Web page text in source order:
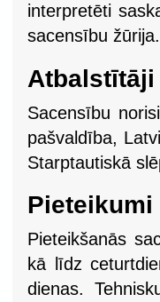
interpretēti
sacensību žūrija.
Atbalstītāji
Sacensību
pašvaldība,
Starptautiskā
Pieteikumi
Pieteikšanās
kā līdz
dienas.